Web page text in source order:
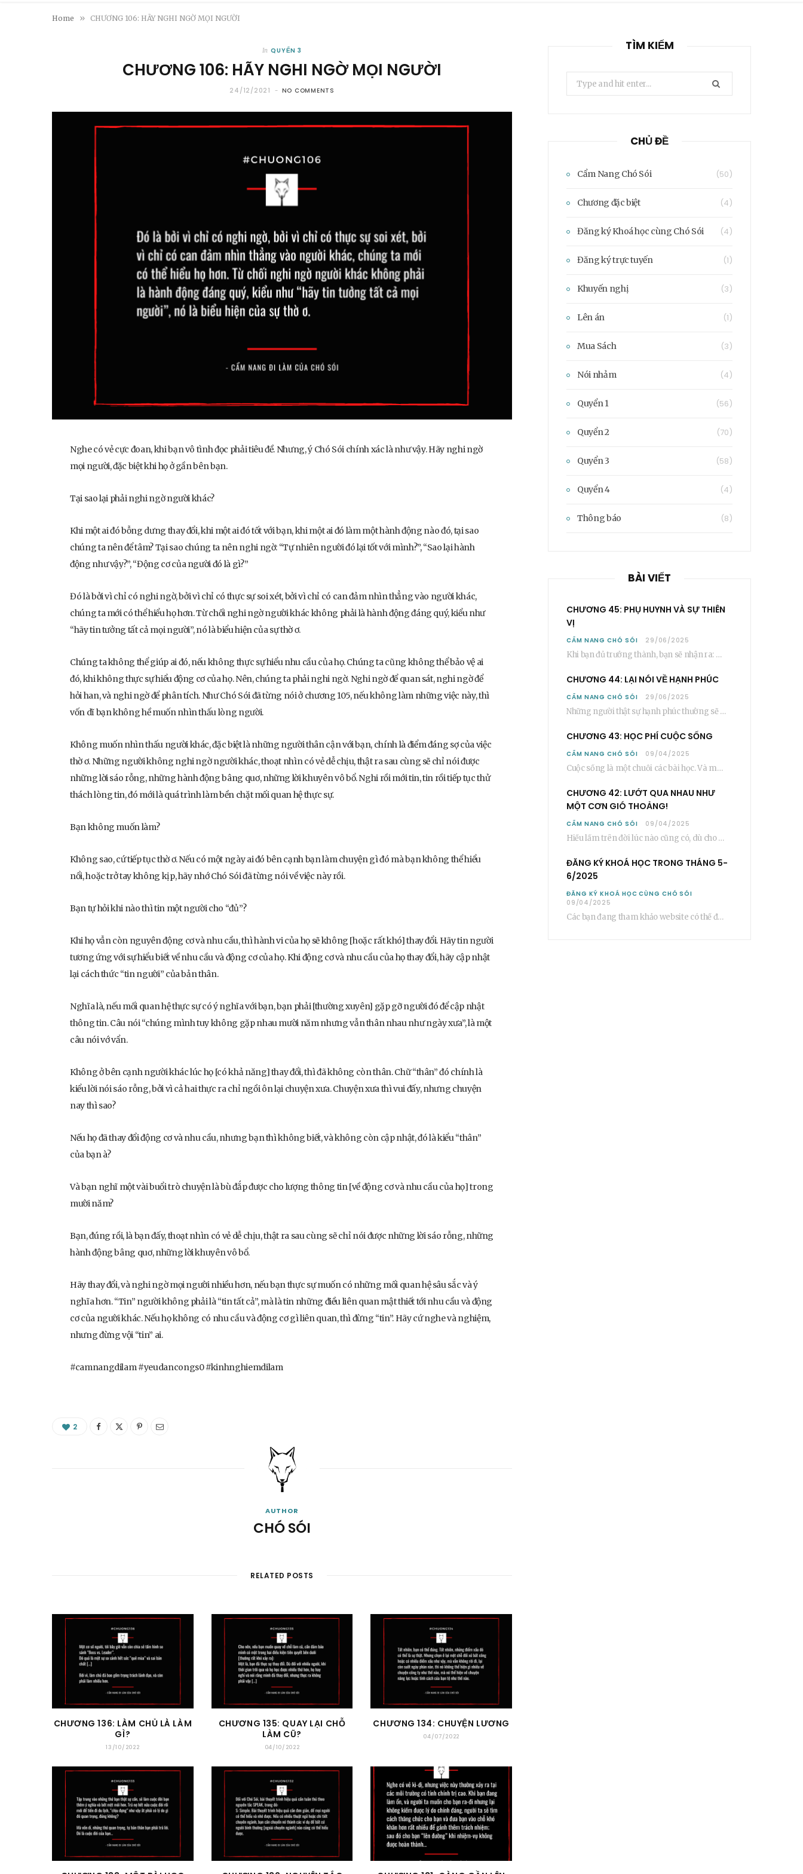
Home » CHƯƠNG 106: HÃY NGHI NGỜ MỌI NGƯỜI
In QUYỂN 3
CHƯƠNG 106: HÃY NGHI NGỜ MỌI NGƯỜI
24/12/2021 NO COMMENTS
Nghe có vẻ cực đoan, khi bạn vô tình đọc phải tiêu đề. Nhưng, ý Chó Sói chính xác là như vậy. Hãy nghi ngờ
mọi người, đặc biệt khi họ ở gần bên bạn.
Tại sao lại phải nghi ngờ người khác?
Khi một ai đó bỗng dưng thay đổi, khi một ai đó tốt với bạn, khi một ai đó làm một hành động nào đó, tại sao
chúng ta nên để tâm? Tại sao chúng ta nên nghi ngờ: “Tự nhiên người đó lại tốt với mình?”, “Sao lại hành
động như vậy?”, “Động cơ của người đó là gì?”
Đó là bởi vì chỉ có nghi ngờ, bởi vì chỉ có thực sự soi xét, bởi vì chỉ có can đảm nhìn thẳng vào người khác,
chúng ta mới có thể hiểu họ hơn. Từ chối nghi ngờ người khác không phải là hành động đáng quý, kiểu như
“hãy tin tưởng tất cả mọi người”, nó là biểu hiện của sự thờ ơ.
Chúng ta không thể giúp ai đó, nếu không thực sự hiểu nhu cầu của họ. Chúng ta cũng không thể bảo vệ ai
đó, khi không thực sự hiểu động cơ của họ. Nên, chúng ta phải nghi ngờ. Nghi ngờ để quan sát, nghi ngờ để
hỏi han, và nghi ngờ để phân tích. Như Chó Sói đã từng nói ở chương 105, nếu không làm những việc này, thì
vốn dĩ bạn không hề muốn nhìn thấu lòng người.
Không muốn nhìn thấu người khác, đặc biệt là những người thân cận với bạn, chính là điểm đáng sợ của việc
thờ ơ. Những người không nghi ngờ người khác, thoạt nhìn có vẻ dễ chịu, thật ra sau cùng sẽ chỉ nói được
những lời sáo rỗng, những hành động bâng quơ, những lời khuyên vô bổ. Nghi rồi mới tin, tin rồi tiếp tục thử
thách lòng tin, đó mới là quá trình làm bền chặt mối quan hệ thực sự.
Bạn không muốn làm?
Không sao, cứ tiếp tục thờ ơ. Nếu có một ngày ai đó bên cạnh bạn làm chuyện gì đó mà bạn không thể hiểu
nổi, hoặc trở tay không kịp, hãy nhớ Chó Sói đã từng nói về việc này rồi.
Bạn tự hỏi khi nào thì tin một người cho “đủ”?
Khi họ vẫn còn nguyên động cơ và nhu cầu, thì hành vi của họ sẽ không [hoặc rất khó] thay đổi. Hãy tin người
tương ứng với sự hiểu biết về nhu cầu và động cơ của họ. Khi động cơ và nhu cầu của họ thay đổi, hãy cập nhật
lại cách thức “tin người” của bản thân.
Nghĩa là, nếu mối quan hệ thực sự có ý nghĩa với bạn, bạn phải [thường xuyên] gặp gỡ người đó để cập nhật
thông tin. Câu nói “chúng mình tuy không gặp nhau mười năm nhưng vẫn thân nhau như ngày xưa”, là một
câu nói vớ vẩn.
Không ở bên cạnh người khác lúc họ [có khả năng] thay đổi, thì đã không còn thân. Chữ “thân” đó chính là
kiểu lời nói sáo rỗng, bởi vì cả hai thực ra chỉ ngồi ôn lại chuyện xưa. Chuyện xưa thì vui đấy, nhưng chuyện
nay thì sao?
Nếu họ đã thay đổi động cơ và nhu cầu, nhưng bạn thì không biết, và không còn cập nhật, đó là kiểu “thân”
của bạn à?
Và bạn nghĩ một vài buổi trò chuyện là bù đắp được cho lượng thông tin [về động cơ và nhu cầu của họ] trong
mười năm?
Bạn, đúng rồi, là bạn đấy, thoạt nhìn có vẻ dễ chịu, thật ra sau cùng sẽ chỉ nói được những lời sáo rỗng, những
hành động bâng quơ, những lời khuyên vô bổ.
Hãy thay đổi, và nghi ngờ mọi người nhiều hơn, nếu bạn thực sự muốn có những mối quan hệ sâu sắc và ý
nghĩa hơn. “Tin” người không phải là “tin tất cả”, mà là tin những điều liên quan mật thiết tới nhu cầu và động
cơ của người khác. Nếu họ không có nhu cầu và động cơ gì liên quan, thì đừng “tin”. Hãy cứ nghe và nghiệm,
nhưng đừng vội “tin” ai.
#camnangdilam #yeudancongs0 #kinhnghiemdilam
2
AUTHOR
CHÓ SÓI
RELATED POSTS
CHƯƠNG 136: LÀM CHỦ LÀ LÀM
GÌ?
13/10/2022
CHƯƠNG 135: QUAY LẠI CHỖ
LÀM CŨ?
04/10/2022
CHƯƠNG 134: CHUYỆN LƯƠNG
04/07/2022
TÌM KIẾM
Search
for:
CHỦ ĐỀ
Cẩm Nang Chó Sói (50)
Chương đặc biệt (4)
Đăng ký Khoá học cùng Chó Sói (4)
Đăng ký trực tuyến (1)
Khuyến nghị (3)
Lên án (1)
Mua Sách (3)
Nói nhảm (4)
Quyển 1 (56)
Quyển 2 (70)
Quyển 3 (58)
Quyển 4 (4)
Thông báo (8)
BÀI VIẾT
CHƯƠNG 45: PHỤ HUYNH VÀ SỰ THIÊN
VỊ
CẨM NANG CHÓ SÓI 29/06/2025
Khi bạn đủ trưởng thành, bạn sẽ nhận ra: Phần lớn các bậc phụ huynh…
CHƯƠNG 44: LẠI NÓI VỀ HẠNH PHÚC
CẨM NANG CHÓ SÓI 29/06/2025
Những người thật sự hạnh phúc thường sẽ không nói cụ thể rằng bạn “phải”…
CHƯƠNG 43: HỌC PHÍ CUỘC SỐNG
CẨM NANG CHÓ SÓI 09/04/2025
Cuộc sống là một chuỗi các bài học. Và mỗi người, sẽ phải học rất…
CHƯƠNG 42: LƯỚT QUA NHAU NHƯ
MỘT CƠN GIÓ THOẢNG!
CẨM NANG CHÓ SÓI 09/04/2025
Hiểu lầm trên đời lúc nào cũng có, dù cho nó ở trong một mối…
ĐĂNG KÝ KHOÁ HỌC TRONG THÁNG 5-
6/2025
ĐĂNG KÝ KHOÁ HỌC CÙNG CHÓ SÓI
09/04/2025
Các bạn đang tham khảo website có thể đăng ký các khoá học cơ bản…